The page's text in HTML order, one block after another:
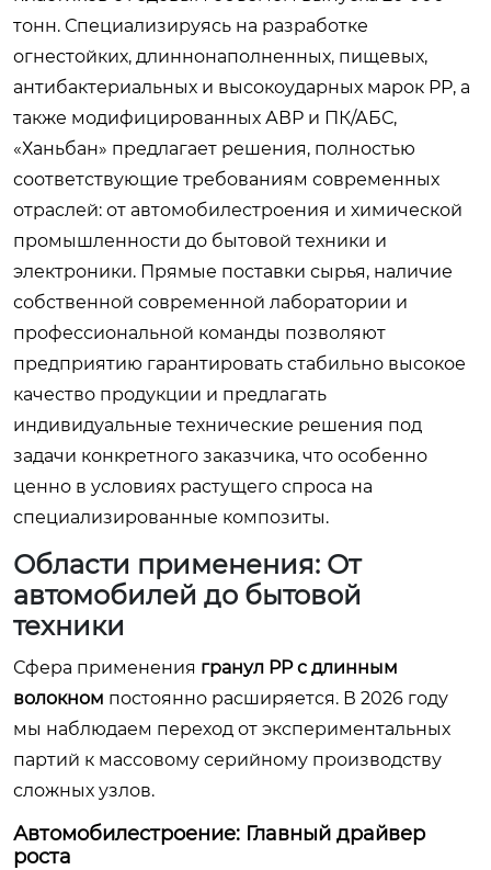
тонн. Специализируясь на разработке
огнестойких, длиннонаполненных, пищевых,
антибактериальных и высокоударных марок PP, а
также модифицированных АВР и ПК/АБС,
«Ханьбан» предлагает решения, полностью
соответствующие требованиям современных
отраслей: от автомобилестроения и химической
промышленности до бытовой техники и
электроники. Прямые поставки сырья, наличие
собственной современной лаборатории и
профессиональной команды позволяют
предприятию гарантировать стабильно высокое
качество продукции и предлагать
индивидуальные технические решения под
задачи конкретного заказчика, что особенно
ценно в условиях растущего спроса на
специализированные композиты.
Области применения: От
автомобилей до бытовой
техники
Сфера применения гранул PP с длинным
волокном постоянно расширяется. В 2026 году
мы наблюдаем переход от экспериментальных
партий к массовому серийному производству
сложных узлов.
Автомобилестроение: Главный драйвер
роста